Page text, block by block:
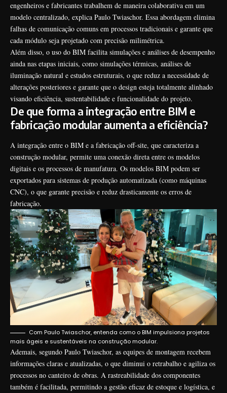
engenheiros e fabricantes trabalhem de maneira colaborativa em um
modelo centralizado, explica Paulo Twiaschor. Essa abordagem elimina
falhas de comunicação comuns em processos tradicionais e garante que
cada módulo seja projetado com precisão milimétrica.
Além disso, o uso do BIM facilita simulações e análises de desempenho
ainda nas etapas iniciais, como simulações térmicas, análises de
iluminação natural e estudos estruturais, o que reduz a necessidade de
alterações posteriores e garante que o design esteja totalmente alinhado
visando eficiência, sustentabilidade e funcionalidade do projeto.
De que forma a integração entre BIM e
fabricação modular aumenta a eficiência?
A integração entre o BIM e a fabricação off-site, que caracteriza a
construção modular, permite uma conexão direta entre os modelos
digitais e os processos de manufatura. Os modelos BIM podem ser
exportados para sistemas de produção automatizada (como máquinas
CNC), o que garante precisão e reduz drasticamente os erros de
fabricação.
Com Paulo Twiaschor, entenda como o BIM impulsiona projetos
mais ágeis e sustentáveis na construção modular.
Ademais, segundo Paulo Twiaschor, as equipes de montagem recebem
informações claras e atualizadas, o que diminui o retrabalho e agiliza os
processos no canteiro de obras. A rastreabilidade dos componentes
também é facilitada, permitindo a gestão eficaz de estoque e logística, e